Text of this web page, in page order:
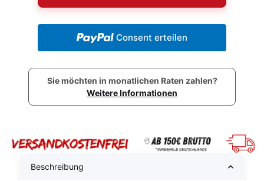
Consent erteilen
Sie möchten in monatlichen Raten zahlen?
Weitere Informationen
Beschreibung